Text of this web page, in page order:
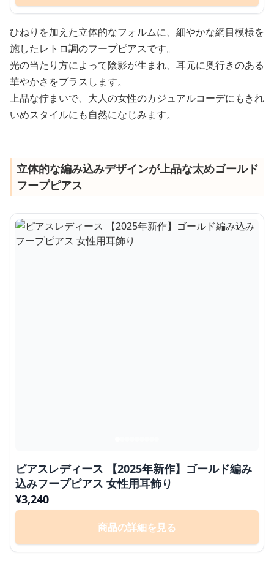
ひねりを加えた立体的なフォルムに、細やかな網目模様を
施したレトロ調のフープピアスです。
光の当たり方によって陰影が生まれ、耳元に奥行きのある
華やかさをプラスします。
上品な佇まいで、大人の女性のカジュアルコーデにもきれ
いめスタイルにも自然になじみます。
立体的な編み込みデザインが上品な太めゴールド
フープピアス
ピアスレディース 【2025年新作】ゴールド編み
込みフープピアス 女性用耳飾り
¥3,240
商品の詳細を見る